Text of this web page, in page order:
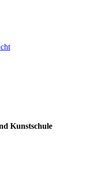
Kunstschule